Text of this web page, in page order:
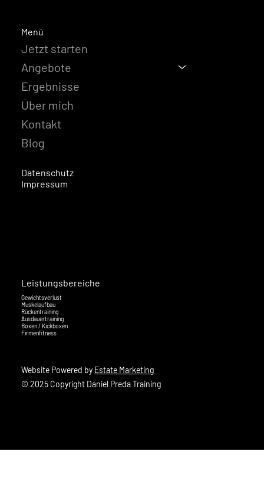
Menü
Jetzt starten
Angebote
Ergebnisse
Über mich
Kontakt
Blog
Datenschutz
Impressum
Website Powered by Estate Marketing
© 2025 Copyright Daniel Preda Training
Leistungsbereiche
Gewichtsverlust
Muskelaufbau
Rückentraining
Ausdauertraining
Boxen / Kickboxen
Firmenfitness